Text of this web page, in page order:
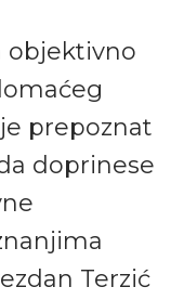
objektivno
prepoznat
doprinese
Terzić